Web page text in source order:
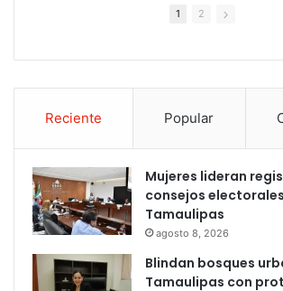
1 2
Reciente Popular
Mujeres lideran
consejos
Tamaulipas
agosto 8, 2026
Blindan bosques
Tamaulipas con